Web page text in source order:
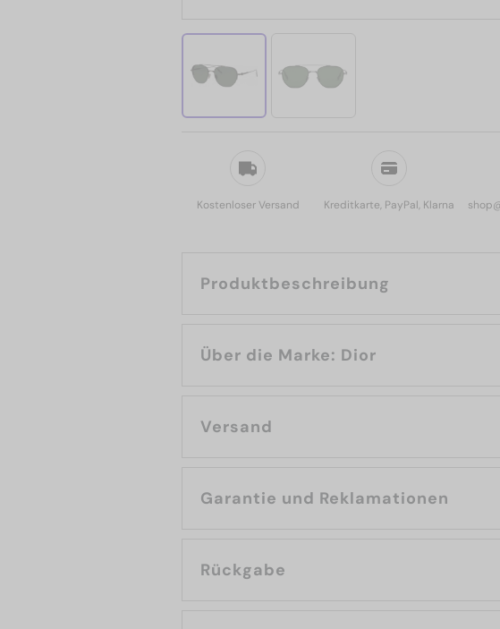
Kostenloser Versand Kreditkarte, PayPal, Klarna
Produktbeschreibung
Über die Marke: Dior
Versand
Garantie und Reklamationen
Rückgabe